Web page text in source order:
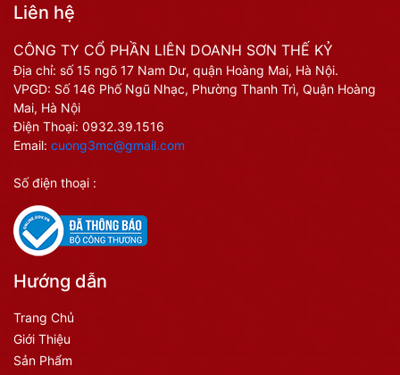
Liên hệ
CÔNG TY CỔ PHẦN LIÊN DOANH SƠN THẾ KỶ
Địa chỉ: số 15 ngõ 17 Nam Dư, quận Hoàng Mai, Hà Nội.
VPGD: Số 146 Phố Ngũ Nhạc, Phường Thanh Trì, Quận Hoàng
Mai, Hà Nội
Điện Thoại: 0932.39.1516
Email: cuong3mc@gmail.com
Số điện thoại :
Hướng dẫn
Trang Chủ
Giới Thiệu
Sản Phẩm